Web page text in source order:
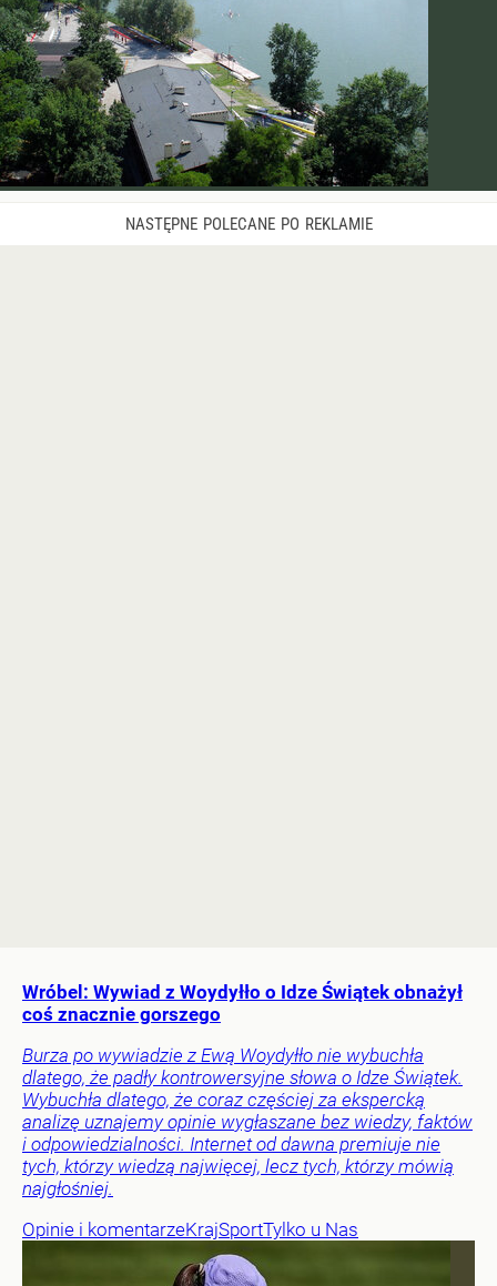
Wróbel: Wywiad z Woydyłło o Idze Świątek obnażył
coś znacznie gorszego
Burza po wywiadzie z Ewą Woydyłło nie wybuchła
dlatego, że padły kontrowersyjne słowa o Idze Świątek.
Wybuchła dlatego, że coraz częściej za ekspercką
analizę uznajemy opinie wygłaszane bez wiedzy, faktów
i odpowiedzialności. Internet od dawna premiuje nie
tych, którzy wiedzą najwięcej, lecz tych, którzy mówią
najgłośniej.
Opinie i komentarzeKrajSportTylko u Nas